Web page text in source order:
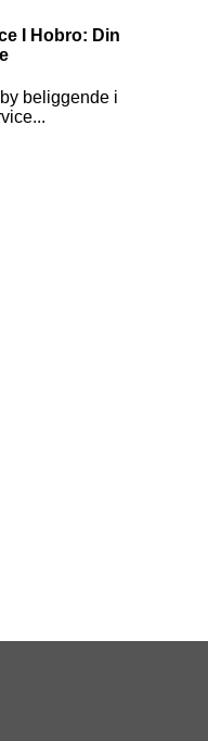
I Hobro: Din
beliggende i